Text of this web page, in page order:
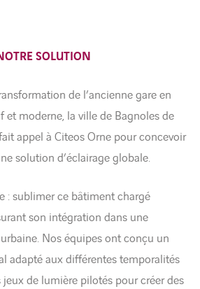
SOLUTION
de l’ancienne gare en
et moderne, la ville de Bagnoles de
appel à Citeos Orne pour concevoir
solution d’éclairage globale.
: sublimer ce bâtiment chargé
son intégration dans une
Nos équipes ont conçu un
adapté aux différentes temporalités
de lumière pilotés pour créer des